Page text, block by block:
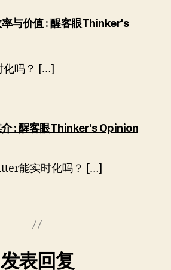
与价值 : 醒客眼Thinker's
吗？ […]
: 醒客眼Thinker's Opinion说：
能实时化吗？ […]
发表回复